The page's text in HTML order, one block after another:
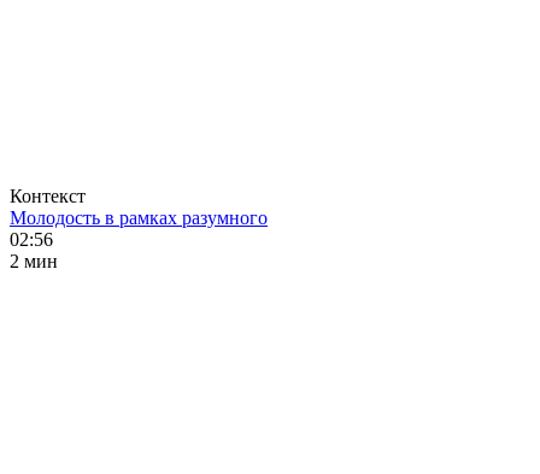
Контекст
Молодость в рамках разумного
02:56
2 мин